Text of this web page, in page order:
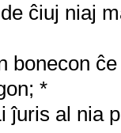
ĉiuj niaj
bonecon
*
ĵuris al nia